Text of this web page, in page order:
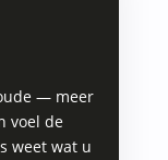
— meer
voel de
weet wat u